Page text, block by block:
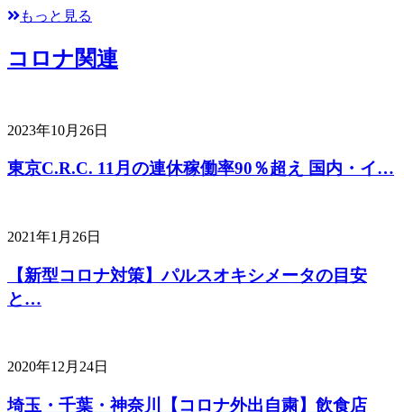
もっと見る
コロナ関連
2023年10月26日
東京C.R.C. 11月の連休稼働率90％超え 国内・イ…
2021年1月26日
【新型コロナ対策】パルスオキシメータの目安
と…
2020年12月24日
埼玉・千葉・神奈川【コロナ外出自粛】飲食店